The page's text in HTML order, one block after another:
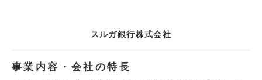
スルガ銀行株式会社
事業内容・会社の特長